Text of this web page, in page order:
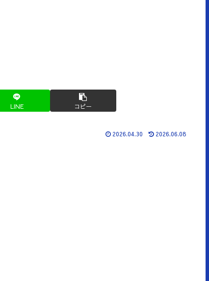
LINE コピー
2026.04.30 2026.06.08